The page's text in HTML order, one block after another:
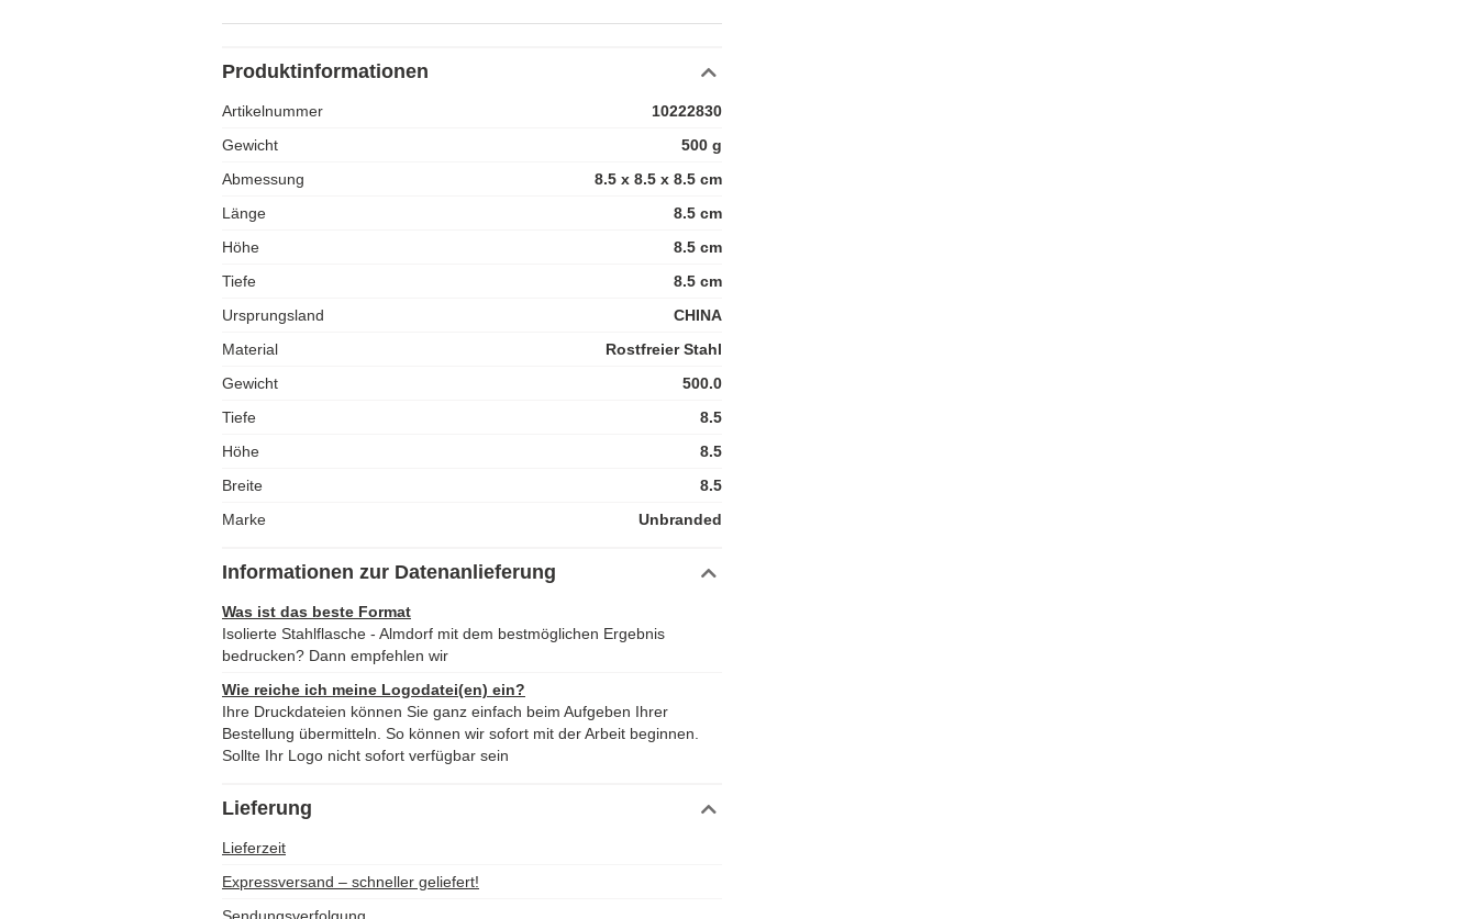
Produktinformationen
Artikelnummer
10222830
Gewicht
500 g
Abmessung
8.5 x 8.5 x 8.5 cm
Länge
8.5 cm
Höhe
8.5 cm
Tiefe
8.5 cm
Ursprungsland
CHINA
Material
Rostfreier Stahl
Gewicht
500.0
Tiefe
8.5
Höhe
8.5
Breite
8.5
Marke
Unbranded
Informationen zur Datenanlieferung
Was ist das beste Format
Isolierte Stahlflasche - Almdorf mit dem bestmöglichen Ergebnis
bedrucken? Dann empfehlen wir
Wie reiche ich meine Logodatei(en) ein?
Ihre Druckdateien können Sie ganz einfach beim Aufgeben Ihrer
Bestellung übermitteln. So können wir sofort mit der Arbeit beginnen.
Sollte Ihr Logo nicht sofort verfügbar sein
Lieferung
Lieferzeit
Expressversand – schneller geliefert!